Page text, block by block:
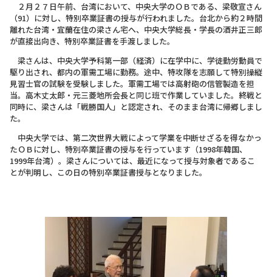
２月２７日午前、台湾において、中央大学のＯＢである、梁敬宣さん
（91）に対し、特別卒業証書の授与が行われました。台北から約２時間
離れた台湾・宜蘭在住の梁さん宅へ、中央大学総長・学長の酒井正三郎
が直接出向き、特別卒業証書を手渡しました。
梁さんは、中央大学予科第一部（経済）に在学中に、学徒勤労動員で
駆り出され、都内の軍需工場に勤務。途中、特攻隊を志願して特別操縦
見習士官の試験を受験しました。軍需工場では高射砲の信管製造を担
当。高木丈太郎・元三菱地所会長と同じ班で作業していました。終戦と
同時に、梁さんは「戦勝国人」と認定され、そのまま台湾に帰郷しまし
た。
中央大学では、第二次世界大戦によって学業を中断せざるを得なかっ
たＯＢに対し、特別卒業証書の授与を行っています（1998年韓国、
1999年台湾）。梁さんについては、最近になって授与対象者であるこ
とが判明し、この日の特別卒業証書授与となりました。